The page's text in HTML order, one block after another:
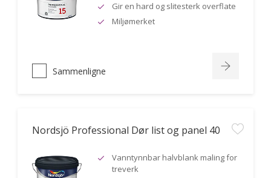
Gir en hard og slitesterk overflate
Miljømerket
Sammenligne
Nordsjö Professional Dør list og panel 40
Vanntynnbar halvblank maling for
treverk